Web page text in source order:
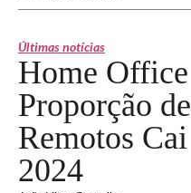
Últimas notícias
Home
Proporção
Remotos
2024